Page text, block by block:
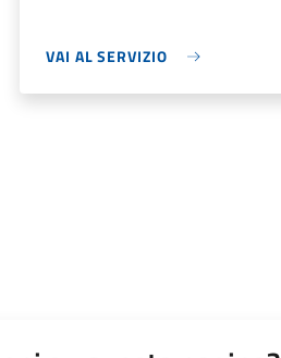
VAI AL SERVIZIO